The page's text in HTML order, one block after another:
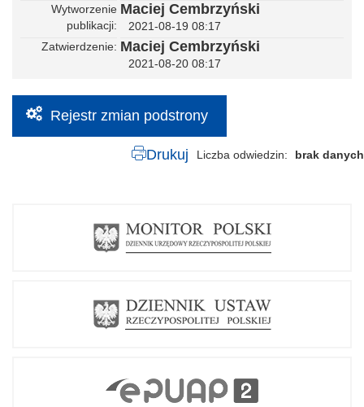
Wytworzenie
publikacji
Maciej Cembrzyński
2021-08-19 08:17
Zatwierdzenie Maciej Cembrzyński
2021-08-20 08:17
Rejestr zmian podstrony
Drukuj Liczba odwiedzin brak danych